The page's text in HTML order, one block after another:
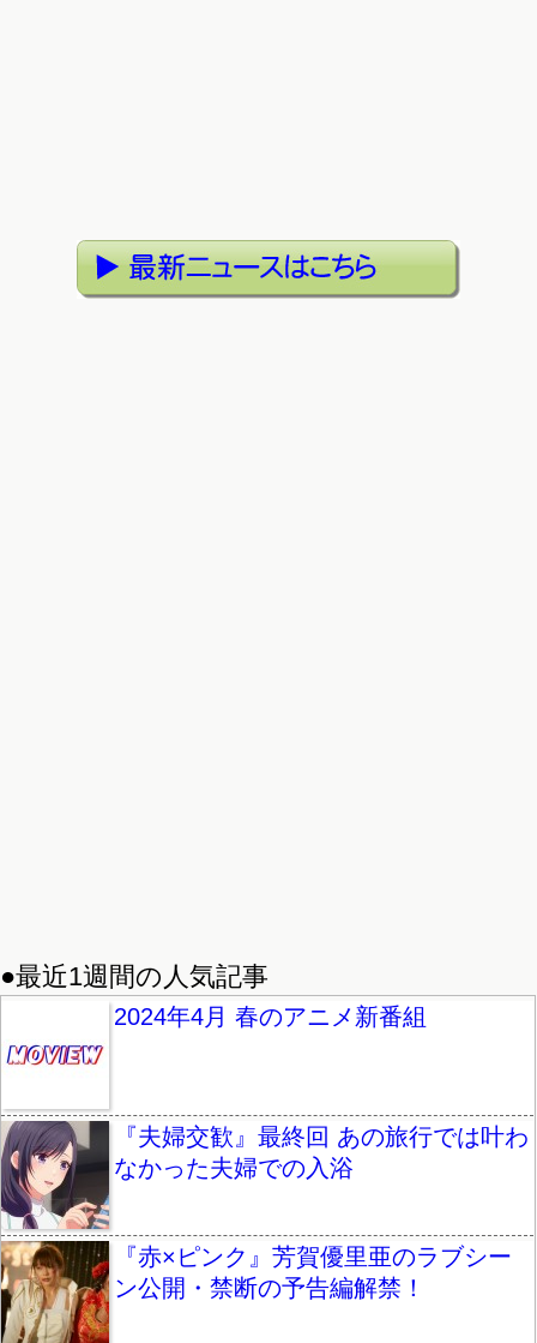
●最近1週間の人気記事
2024年4月 春のアニメ新番組
『夫婦交歓』最終回 あの旅行では叶わ
なかった夫婦での入浴
『赤×ピンク』芳賀優里亜のラブシー
ン公開・禁断の予告編解禁！